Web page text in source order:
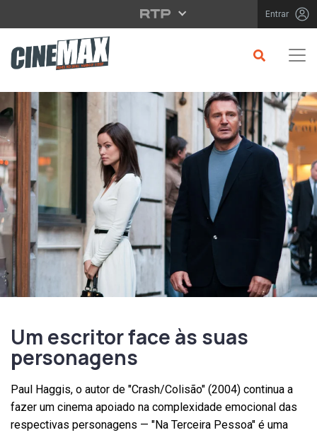
Saltar para o conteúdo principal Entrar
Um escritor face às suas
personagens
Paul Haggis, o autor de "Crash/Colisão" (2004) continua a
fazer um cinema apoiado na complexidade emocional das
respectivas personagens — "Na Terceira Pessoa" é uma